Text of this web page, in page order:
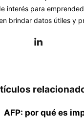
interés para
brindar datos útiles y
AFP: por qué es